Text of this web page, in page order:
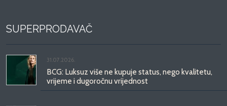
SUPERPRODAVAČ
31.07.2026.
BCG: Luksuz više ne kupuje status, nego kvalitetu,
vrijeme i dugoročnu vrijednost